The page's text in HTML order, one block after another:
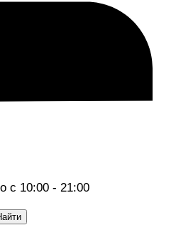
с 10:00 - 21:00